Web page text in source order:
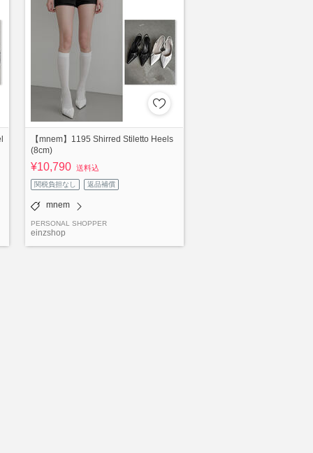
【mnem】1195 Shirred Stiletto Heels
(8cm)
¥10,790 送料込
関税負担なし 返品補償
mnem
PERSONAL SHOPPER
einzshop